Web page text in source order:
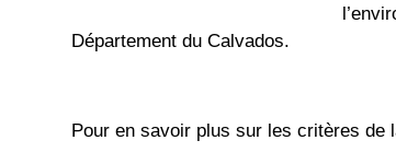
Département du Calvados.
Pour en savoir plus sur les critères de